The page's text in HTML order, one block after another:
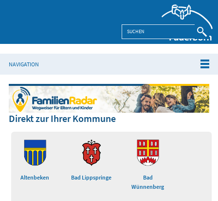
NAVIGATION
Direkt zur Ihrer Kommune
Altenbeken Bad Lippspringe
Bad
Wünnenberg